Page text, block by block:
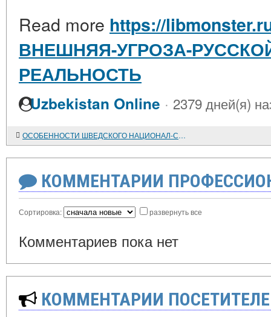
Read more https://
ВНЕШНЯЯ-УГРОЗА-
РЕАЛЬНОСТЬ
Uzbekistan Online · 2379 дней(я)
ОСОБЕННОСТИ ШВЕДСКОГО НАЦИОНАЛ-СОЦИАЛИЗМА В 1920-1930-е годы
КОММЕНТАРИИ
Сортировка: развернуть все
Комментариев пока нет
КОММЕНТАРИИ